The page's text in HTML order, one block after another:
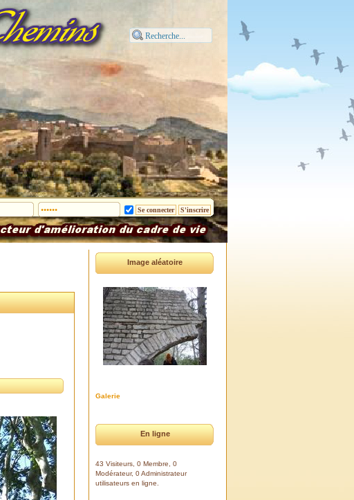
Image aléatoire
Galerie
En ligne
43 Visiteurs, 0 Membre, 0
Modérateur, 0 Administrateur
utilisateurs en ligne.